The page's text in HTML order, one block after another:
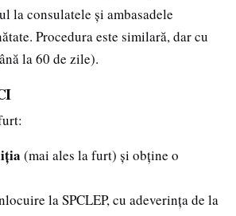
la consulatele și ambasadele
Procedura este similară, dar cu
la 60 de zile).
(mai ales la furt) și obține o
la SPCLEP, cu adeverința de la